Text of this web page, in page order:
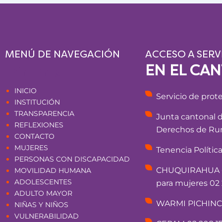
MENÚ DE NAVEGACIÓN
INICIO
INSTITUCIÓN
TRANSPARENCIA
REFLEXIONES
CONTACTO
MUJERES
PERSONAS CON DISCAPACIDAD
MOVILIDAD HUMANA
ADOLESCENTES
ADULTO MAYOR
NIÑAS Y NIÑOS
VULNERABILIDAD
ACCESO A
EN EL
Servicio de
Junta cantonal
Derechos de
Tenencia
para mujeres 02
WARMI